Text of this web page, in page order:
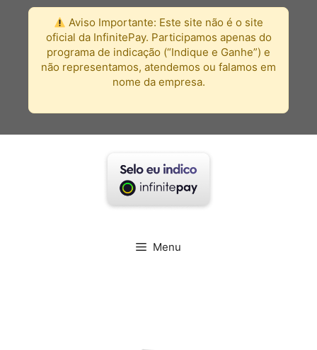
conteúdo
Aviso Importante: Este site não é o site
oficial da InfinitePay. Participamos apenas do
programa de indicação (“Indique e Ganhe”) e
não representamos, atendemos ou falamos em
nome da empresa.
Menu